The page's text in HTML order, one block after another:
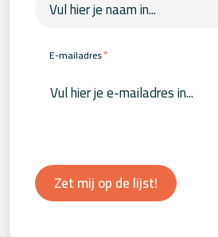
E-mailadres*
Zet mij op de lijst!